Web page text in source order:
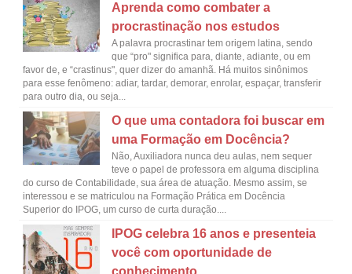
Aprenda como combater a
procrastinação nos estudos
A palavra procrastinar tem origem latina, sendo
que “pro" significa para, diante, adiante, ou em
favor de, e “crastinus", quer dizer do amanhã. Há muitos sinônimos
para esse fenômeno: adiar, tardar, demorar, enrolar, espaçar, transferir
para outro dia, ou seja...
O que uma contadora foi buscar em
uma Formação em Docência?
Não, Auxiliadora nunca deu aulas, nem sequer
teve o papel de professora em alguma disciplina
do curso de Contabilidade, sua área de atuação. Mesmo assim, se
interessou e se matriculou na Formação Prática em Docência
Superior do IPOG, um curso de curta duração....
IPOG celebra 16 anos e presenteia
você com oportunidade de
conhecimento